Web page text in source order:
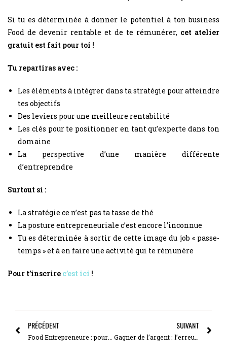
Si tu es déterminée à donner le potentiel à ton business
Food de devenir rentable et de te rémunérer, cet atelier
gratuit est fait pour toi !
Tu repartiras avec :
Les éléments à intégrer dans ta stratégie pour atteindre
tes objectifs
Des leviers pour une meilleure rentabilité
Les clés pour te positionner en tant qu’experte dans ton
domaine
La perspective d’une manière différente
d’entreprendre
Surtout si :
La stratégie ce n’est pas ta tasse de thé
La posture entrepreneuriale c’est encore l’inconnue
Tu es déterminée à sortir de cette image du job « passe-
temps » et à en faire une activité qui te rémunère
Pour t’inscrire c’est ici !
PRÉCÉDENT SUIVANT